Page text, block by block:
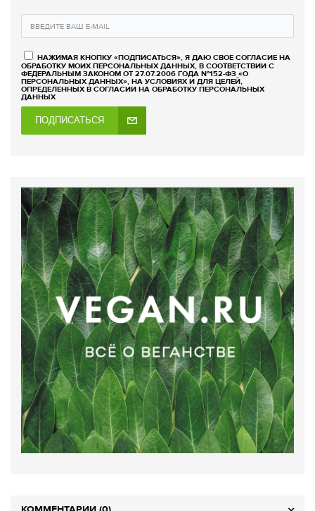
НАЖИМАЯ КНОПКУ «ПОДПИСАТЬСЯ», Я ДАЮ СВОЕ СОГЛАСИЕ НА
ОБРАБОТКУ МОИХ ПЕРСОНАЛЬНЫХ ДАННЫХ, В СООТВЕТСТВИИ С
ФЕДЕРАЛЬНЫМ ЗАКОНОМ ОТ 27.07.2006 ГОДА №152-ФЗ «О
ПЕРСОНАЛЬНЫХ ДАННЫХ», НА УСЛОВИЯХ И ДЛЯ ЦЕЛЕЙ,
ОПРЕДЕЛЕННЫХ В СОГЛАСИИ НА ОБРАБОТКУ ПЕРСОНАЛЬНЫХ
ДАННЫХ
ПОДПИСАТЬСЯ